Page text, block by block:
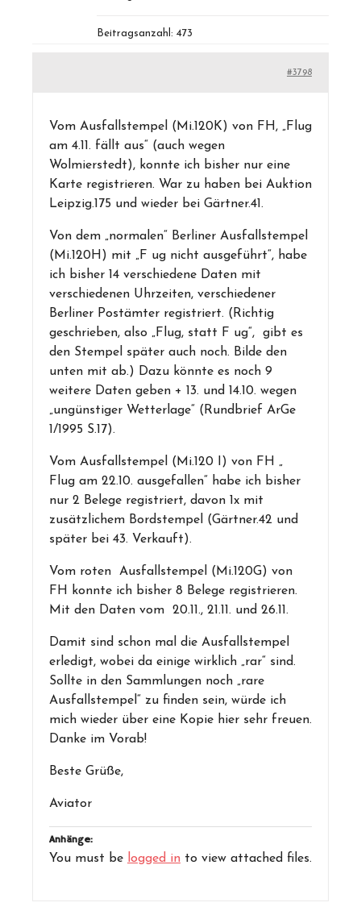
Beitragsanzahl: 473
#3798
Vom Ausfallstempel (Mi.120K) von FH, „Flug
am 4.11. fällt aus“ (auch wegen
Wolmierstedt), konnte ich bisher nur eine
Karte registrieren. War zu haben bei Auktion
Leipzig.175 und wieder bei Gärtner.41.
Von dem „normalen“ Berliner Ausfallstempel
(Mi.120H) mit „F ug nicht ausgeführt“, habe
ich bisher 14 verschiedene Daten mit
verschiedenen Uhrzeiten, verschiedener
Berliner Postämter registriert. (Richtig
geschrieben, also „Flug, statt F ug“, gibt es
den Stempel später auch noch. Bilde den
unten mit ab.) Dazu könnte es noch 9
weitere Daten geben + 13. und 14.10. wegen
„ungünstiger Wetterlage“ (Rundbrief ArGe
1/1995 S.17).
Vom Ausfallstempel (Mi.120 I) von FH „
Flug am 22.10. ausgefallen“ habe ich bisher
nur 2 Belege registriert, davon 1x mit
zusätzlichem Bordstempel (Gärtner.42 und
später bei 43. Verkauft).
Vom roten Ausfallstempel (Mi.120G) von
FH konnte ich bisher 8 Belege registrieren.
Mit den Daten vom 20.11., 21.11. und 26.11.
Damit sind schon mal die Ausfallstempel
erledigt, wobei da einige wirklich „rar“ sind.
Sollte in den Sammlungen noch „rare
Ausfallstempel“ zu finden sein, würde ich
mich wieder über eine Kopie hier sehr freuen.
Danke im Vorab!
Beste Grüße,
Aviator
Anhänge:
You must be logged in to view attached files.